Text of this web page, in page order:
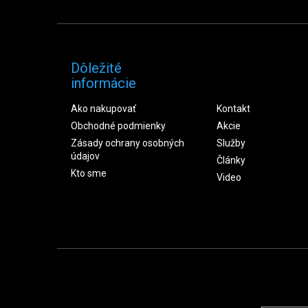
Dôležité
informácie
Ako nakupovať
Obchodné podmienky
Zásady ochrany osobných
údajov
Kto sme
Kontakt
Akcie
Služby
Články
Video